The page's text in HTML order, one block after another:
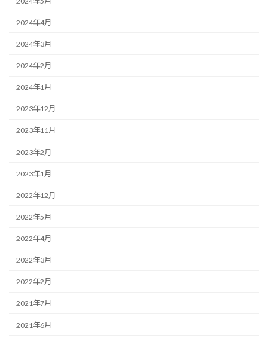
2024年4月
2024年3月
2024年2月
2024年1月
2023年12月
2023年11月
2023年2月
2023年1月
2022年12月
2022年5月
2022年4月
2022年3月
2022年2月
2021年7月
2021年6月